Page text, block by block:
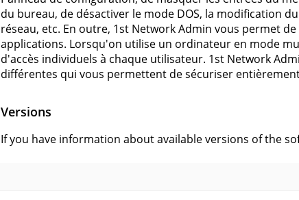
du bureau, de désactiver le mode DOS, la modification
réseau, etc. En outre, 1st Network Admin vous permet
applications. Lorsqu'on utilise un ordinateur en mode
d'accès individuels à chaque utilisateur. 1st Network
différentes qui vous permettent de sécuriser
Versions
If you have information about available versions of the